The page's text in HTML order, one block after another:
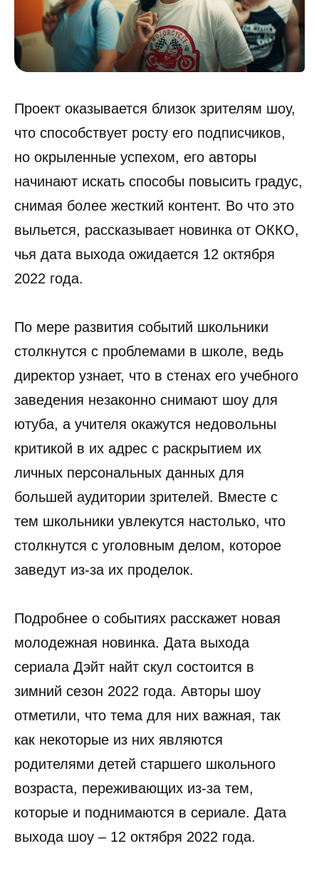
Проект оказывается близок зрителям шоу,
что способствует росту его подписчиков,
но окрыленные успехом, его авторы
начинают искать способы повысить градус,
снимая более жесткий контент. Во что это
выльется, рассказывает новинка от ОККО,
чья дата выхода ожидается 12 октября
2022 года.
По мере развития событий школьники
столкнутся с проблемами в школе, ведь
директор узнает, что в стенах его учебного
заведения незаконно снимают шоу для
ютуба, а учителя окажутся недовольны
критикой в их адрес с раскрытием их
личных персональных данных для
большей аудитории зрителей. Вместе с
тем школьники увлекутся настолько, что
столкнутся с уголовным делом, которое
заведут из-за их проделок.
Подробнее о событиях расскажет новая
молодежная новинка. Дата выхода
сериала Дэйт найт скул состоится в
зимний сезон 2022 года. Авторы шоу
отметили, что тема для них важная, так
как некоторые из них являются
родителями детей старшего школьного
возраста, переживающих из-за тем,
которые и поднимаются в сериале. Дата
выхода шоу – 12 октября 2022 года.